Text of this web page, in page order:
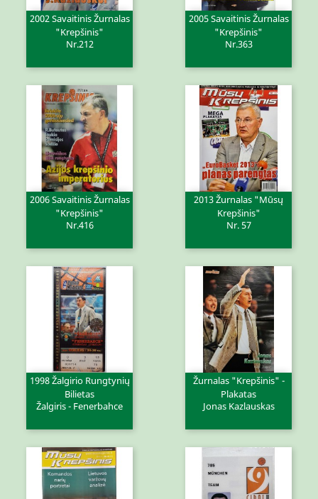
2002 Savaitinis Žurnalas
"Krepšinis"
Nr.212
2005 Savaitinis Žurnalas
"Krepšinis"
Nr.363
2006 Savaitinis Žurnalas
"Krepšinis"
Nr.416
2013 Žurnalas "Mūsų
Krepšinis"
Nr. 57
1998 Žalgirio Rungtynių
Bilietas
Žalgiris - Fenerbahce
Žurnalas "Krepšinis" -
Plakatas
Jonas Kazlauskas